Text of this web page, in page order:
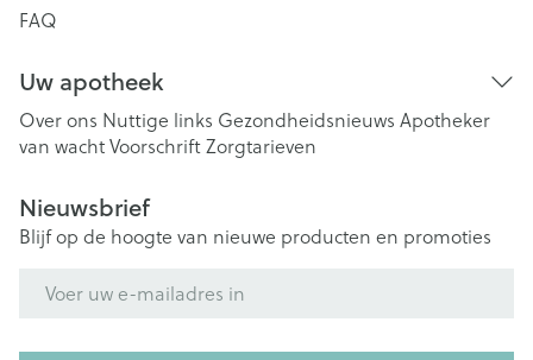
FAQ
Uw apotheek
Over ons Nuttige links Gezondheidsnieuws Apotheker
van wachtVoorschriftZorgtarieven
Nieuwsbrief
Blijf op de hoogte van nieuwe producten en promoties